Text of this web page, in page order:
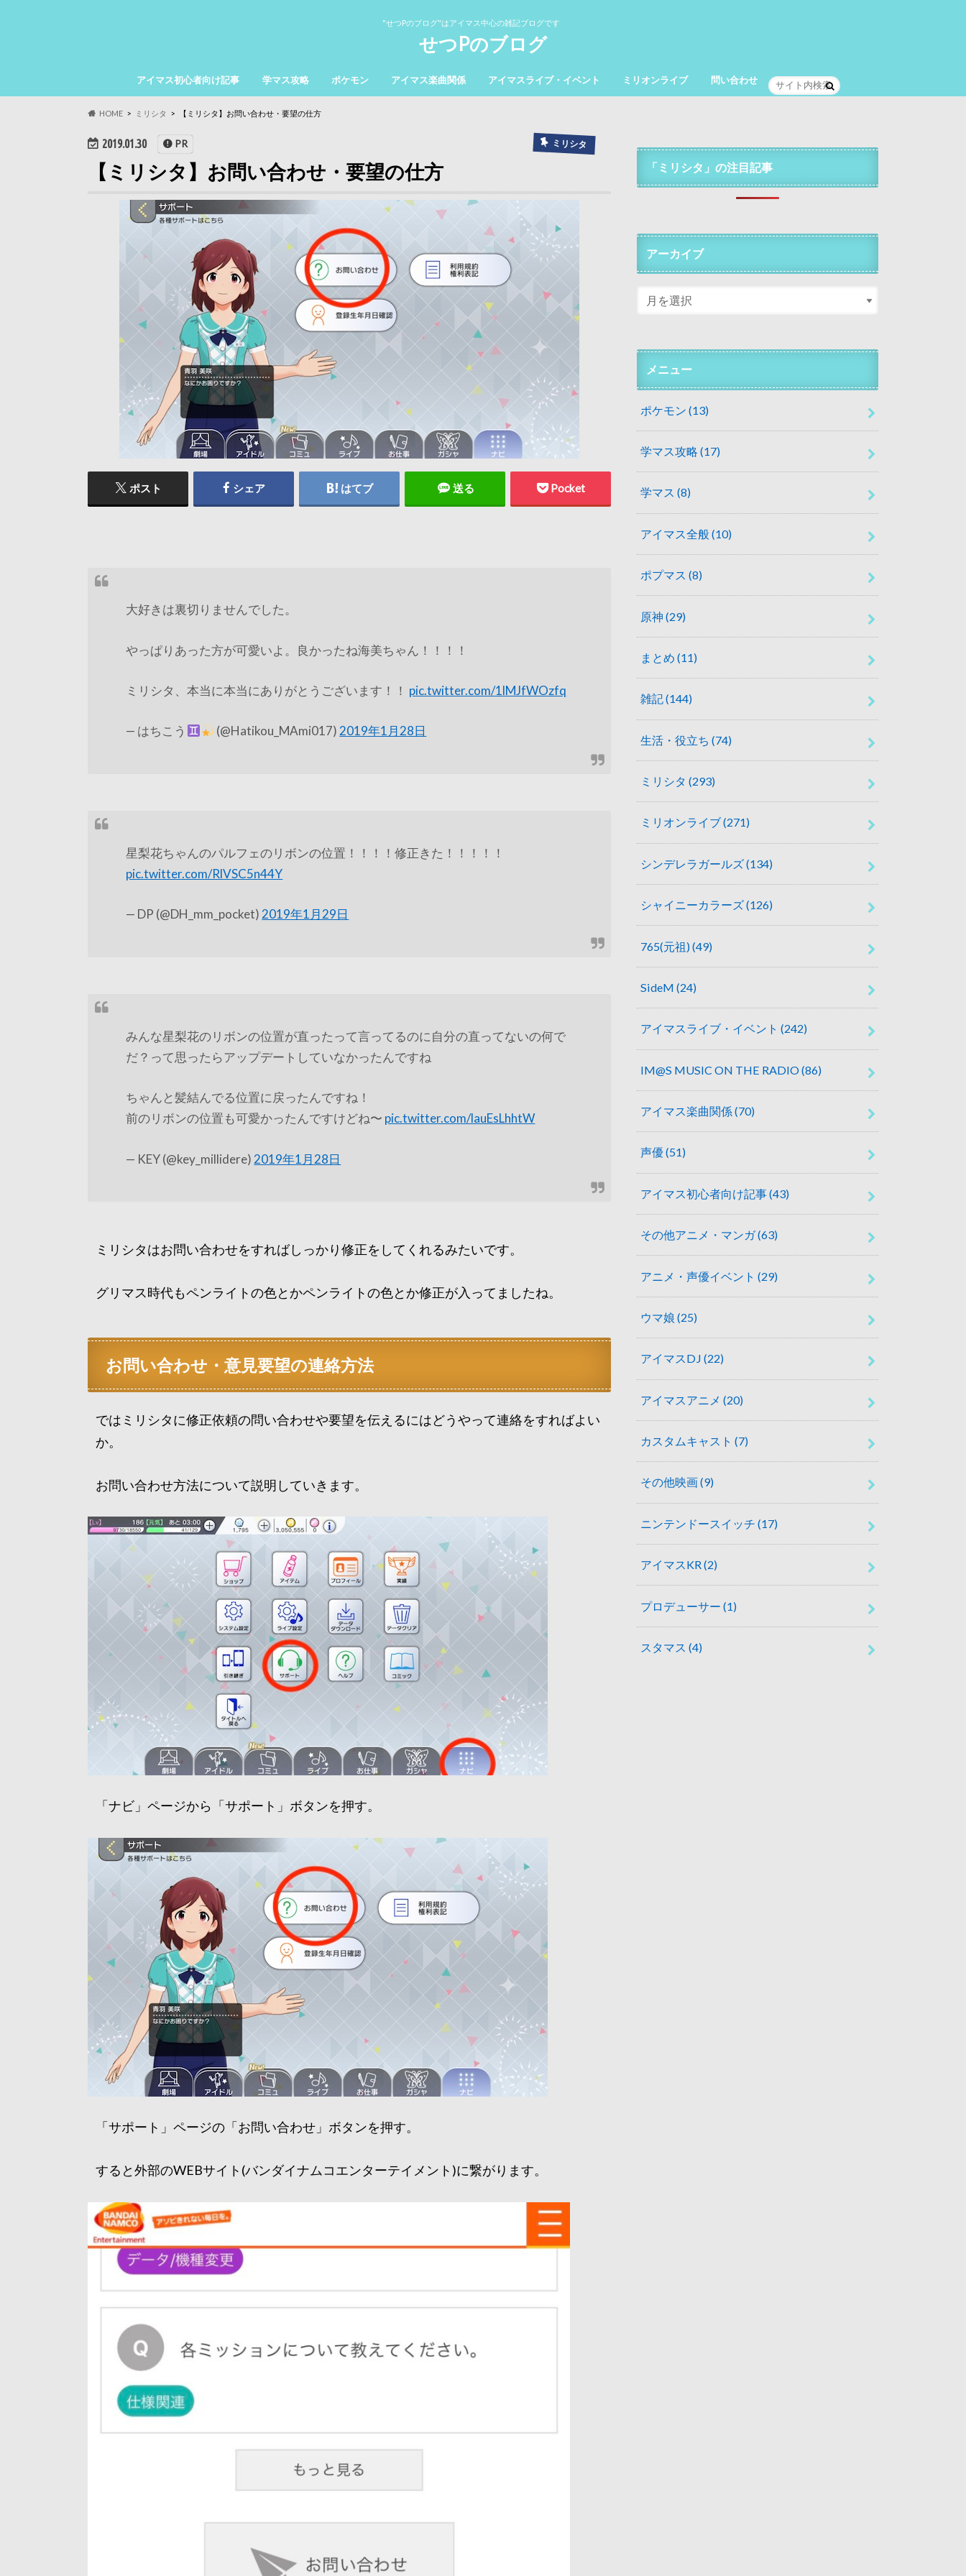
"せつPのブログ"はアイマス中心の雑記ブログです
せつPのブログ
アイマス初心者向け記事 学マス攻略 ポケモン アイマス楽曲関係 アイマスライブ・イベント ミリオンライブ 問い合わせ
HOME ミリシタ 【ミリシタ】お問い合わせ・要望の仕方
2019.01.30 ミリシタ
PR
【ミリシタ】お問い合わせ・要望の仕方
ポスト シェア はてブ 送る Pocket
大好きは裏切りませんでした。
やっぱりあった方が可愛いよ。良かったね海美ちゃん！！！！
ミリシタ、本当に本当にありがとうございます！！ pic.twitter.com/1lMJfWOzfq
— はちこう (@Hatikou_MAmi017)2019年1月28日
星梨花ちゃんのパルフェのリボンの位置！！！！修正きた！！！！！
pic.twitter.com/RlVSC5n44Y
— DP (@DH_mm_pocket)2019年1月29日
みんな星梨花のリボンの位置が直ったって言ってるのに自分の直ってないの何で
だ？って思ったらアップデートしていなかったんですね
ちゃんと髪結んでる位置に戻ったんですね！
前のリボンの位置も可愛かったんですけどね〜 pic.twitter.com/lauEsLhhtW
— KEY (@key_millidere) 2019年1月28日
ミリシタはお問い合わせをすればしっかり修正をしてくれるみたいです。
グリマス時代もペンライトの色とかペンライトの色とか修正が入ってましたね。
お問い合わせ・意見要望の連絡方法
ではミリシタに修正依頼の問い合わせや要望を伝えるにはどうやって連絡をすればよい
か。
お問い合わせ方法について説明していきます。
「ナビ」ページから「サポート」ボタンを押す。
「サポート」ページの「お問い合わせ」ボタンを押す。
すると外部のWEBサイト(バンダイナムコエンターテイメント)に繋がります。
「ミリシタ」の注目記事
アーカイブ
メニュー
ポケモン (13)
学マス攻略 (17)
学マス (8)
アイマス全般(10)
ポプマス (8)
原神 (29)
まとめ (11)
雑記(144)
生活・役立ち (74)
ミリシタ (293)
ミリオンライブ(271)
シンデレラガールズ(134)
シャイニーカラーズ(126)
765(元祖)(49)
SideM (24)
アイマスライブ・イベント (242)
IM@S MUSIC ON THE RADIO(86)
アイマス楽曲関係(70)
声優(51)
アイマス初心者向け記事(43)
その他アニメ・マンガ(63)
アニメ・声優イベント (29)
ウマ娘 (25)
アイマスDJ (22)
アイマスアニメ (20)
カスタムキャスト (7)
その他映画(9)
ニンテンドースイッチ (17)
アイマスKR(2)
プロデューサー (1)
スタマス (4)